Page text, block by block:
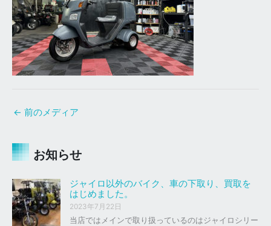
← 前のメディア
お知らせ
ジャイロ以外のバイク、車の下取り、買取を
はじめました。
2023年7月22日
当店ではメインで取り扱っているのはジャイロシリー